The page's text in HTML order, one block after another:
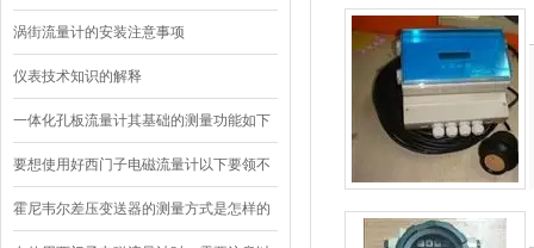
分
涡街流量计的安装注意事项
仪表技术知识的解释
一体化孔板流量计其基础的测量功能如下
要想使用好西门子电磁流量计以下要领不
容小觑！
霍尼韦尔差压变送器的测量方式是怎样的